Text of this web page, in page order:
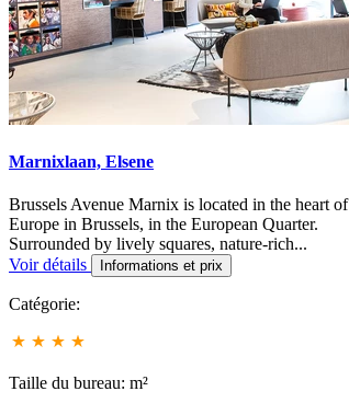
Marnixlaan, Elsene
Brussels Avenue Marnix is located in the heart of
Europe in Brussels, in the European Quarter.
Surrounded by lively squares, nature-rich...
Voir détails
Informations et prix
Catégorie:
Taille du bureau: m²